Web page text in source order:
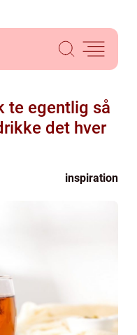
te egentlig så
det hver
inspiration